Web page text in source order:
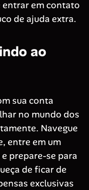
entrar em contato
de ajuda extra.
ao
sua conta
no mundo dos
Navegue
entre em um
prepare-se para
de ficar de
exclusivas